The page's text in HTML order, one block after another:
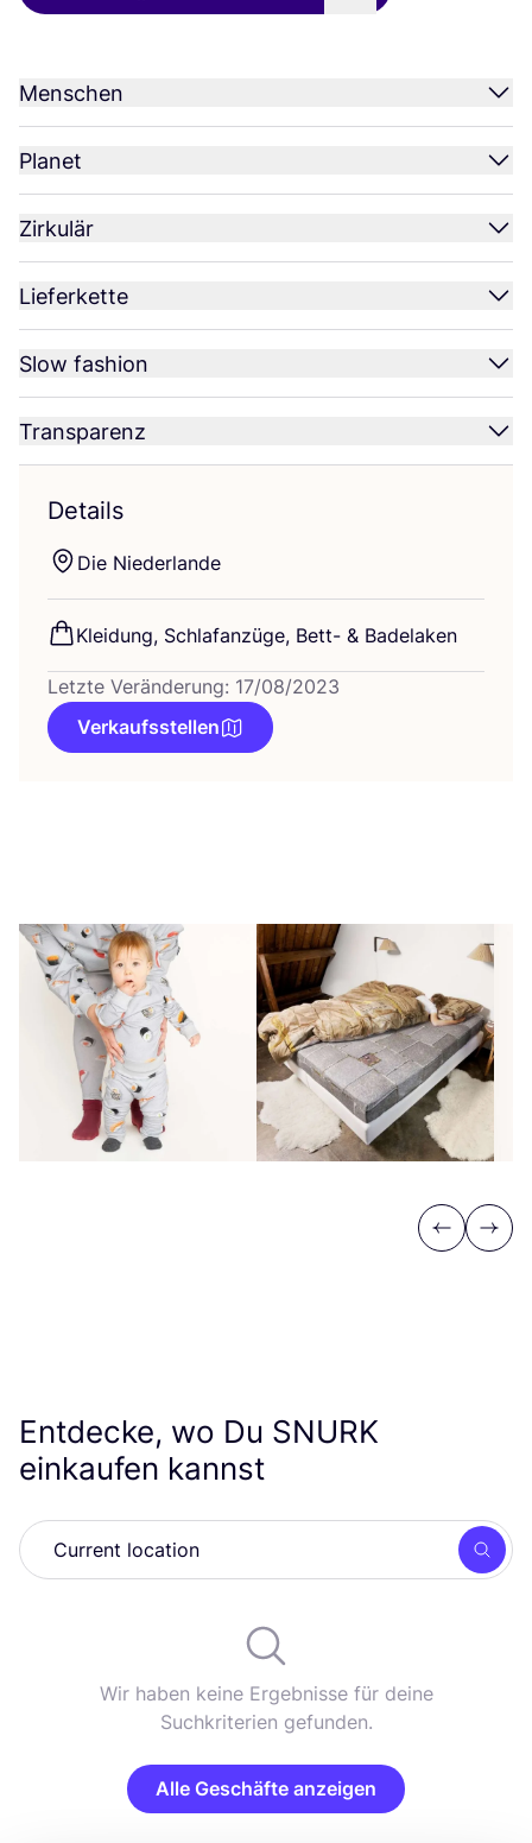
Menschen
Planet
Zirkulär
Lieferkette
Slow fashion
Transparenz
Details
Die Nie­der­lan­de
Klei­dung, Schlaf­an­zü­ge, Bett- & Badelaken
Letzte Veränderung: 17/08/2023
Verkaufsstellen
Previous
Next
Entdecke, wo Du SNURK
einkaufen kannst
Wir haben keine Ergebnisse für deine
Suchkriterien gefunden.
Alle Geschäfte anzeigen